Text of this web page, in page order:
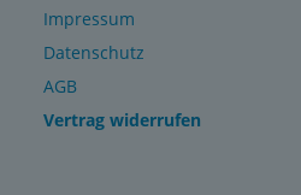
Impressum
Datenschutz
AGB
Vertrag widerrufen